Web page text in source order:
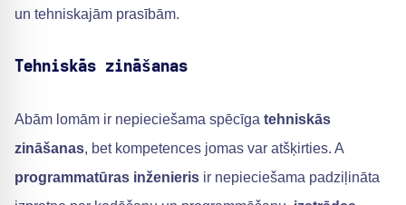
un tehniskajām prasībām.
Tehniskās zināšanas
Abām lomām ir nepieciešama spēcīga tehniskās
zināšanas, bet kompetences jomas var atšķirties. A
programmatūras inženieris ir nepieciešama padziļināta